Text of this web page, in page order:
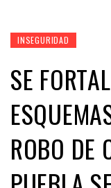
INSEGURIDAD
SE
ROBO DE